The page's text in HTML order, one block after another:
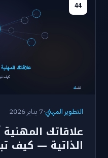
44
التطوير المهني·7 يناير 2026
علاقاتك
الذاتية — كيف